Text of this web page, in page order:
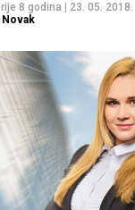
8 godina
23. 05. 2018.
Novak